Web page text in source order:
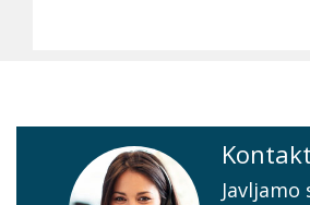
Javljamo